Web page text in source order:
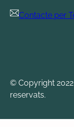
Contacte per
© Copyright
reservats.